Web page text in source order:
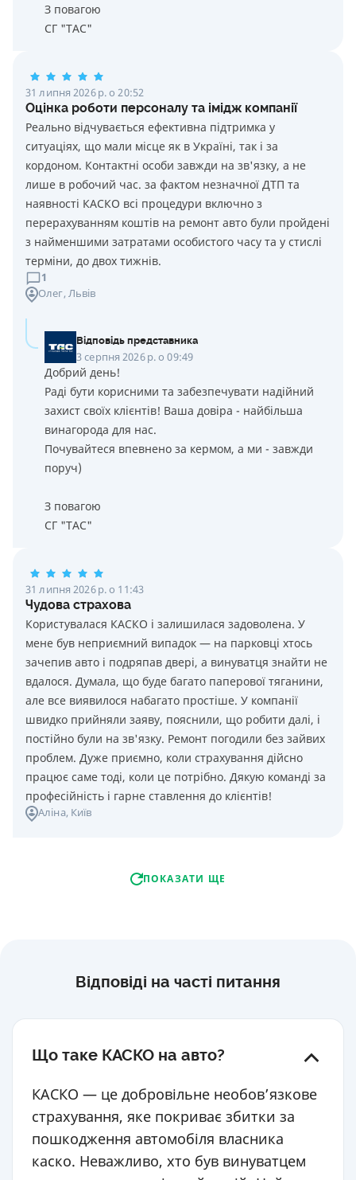
З повагою
СГ "ТАС"
31 липня 2026 р. о 20:52
Оцінка роботи персоналу та імідж компанії
Реально відчувається ефективна підтримка у
ситуаціях, що мали місце як в Україні, так і за
кордоном. Контактні особи завжди на зв'язку, а не
лише в робочий час. за фактом незначної ДТП та
наявності КАСКО всі процедури включно з
перерахуванням коштів на ремонт авто були пройдені
з найменшими затратами особистого часу та у стислі
терміни, до двох тижнів.
1
Олег, Львів
Відповідь представника
3 серпня 2026 р. о 09:49
Добрий день!
Раді бути корисними та забезпечувати надійний
захист своїх клієнтів! Ваша довіра - найбільша
винагорода для нас.
Почувайтеся впевнено за кермом, а ми - завжди
поруч)
З повагою
СГ "ТАС"
31 липня 2026 р. о 11:43
Чудова страхова
Користувалася КАСКО і залишилася задоволена. У
мене був неприємний випадок — на парковці хтось
зачепив авто і подряпав двері, а винуватця знайти не
вдалося. Думала, що буде багато паперової тяганини,
але все виявилося набагато простіше. У компанії
швидко прийняли заяву, пояснили, що робити далі, і
постійно були на зв'язку. Ремонт погодили без зайвих
проблем. Дуже приємно, коли страхування дійсно
працює саме тоді, коли це потрібно. Дякую команді за
професійність і гарне ставлення до клієнтів!
Аліна, Київ
ПОКАЗАТИ ЩЕ
Відповіді на часті питання
Що таке КАСКО на авто?
КАСКО — це добровільне необов’язкове
страхування, яке покриває збитки за
пошкодження автомобіля власника
каско. Неважливо, хто був винуватцем